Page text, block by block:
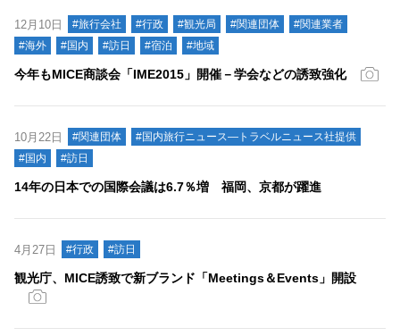
12月10日 #旅行会社 #行政 #観光局 #関連団体
#関連業者
#海外
#国内 #訪日 #宿泊 #地域
今年もMICE商談会「IME2015」開催－学会などの誘致強化
10月22日 #関連団体
#国内旅行ニュース―トラベルニュース社提供
#国内
#訪日
14年の日本での国際会議は6.7％増 福岡、京都が躍進
4月27日 #行政 #訪日
観光庁、MICE誘致で新ブランド「Meetings＆Events」開設